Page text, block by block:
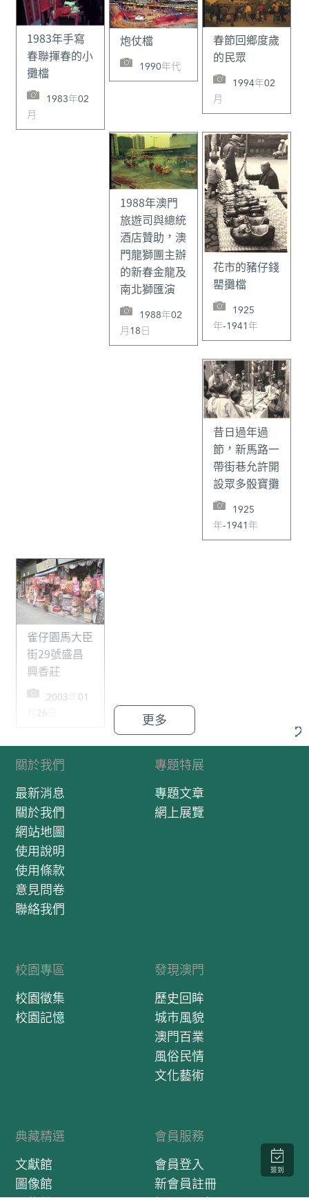
1983年手寫
春聯揮春的小
攤檔
1983年02
月
炮仗檔
1990年代
春節回鄉度歲
的民眾
1994年02
月
1988年澳門
旅遊司與總統
酒店贊助，澳
門龍獅團主辦
的新春金龍及
南北獅匯演
1988年02
月18日
花市的豬仔錢
罌攤檔
1925
年-1941年
昔日過年過
節，新馬路一
帶街巷允許開
設眾多骰寶攤
1925
年-1941年
雀仔園馬大臣
街29號盛昌
興香莊
2003年01
月26日
更多
關於我們
最新消息
關於我們
網站地圖
使用說明
使用條款
意見問卷
聯絡我們
專題特展
專題文章
網上展覽
校園專區
校園徵集
校園記憶
發現澳門
歷史回眸
城市風貌
澳門百業
風俗民情
文化藝術
典藏精選
文獻館
圖像館
會員服務
會員登入
新會員註冊
簽到